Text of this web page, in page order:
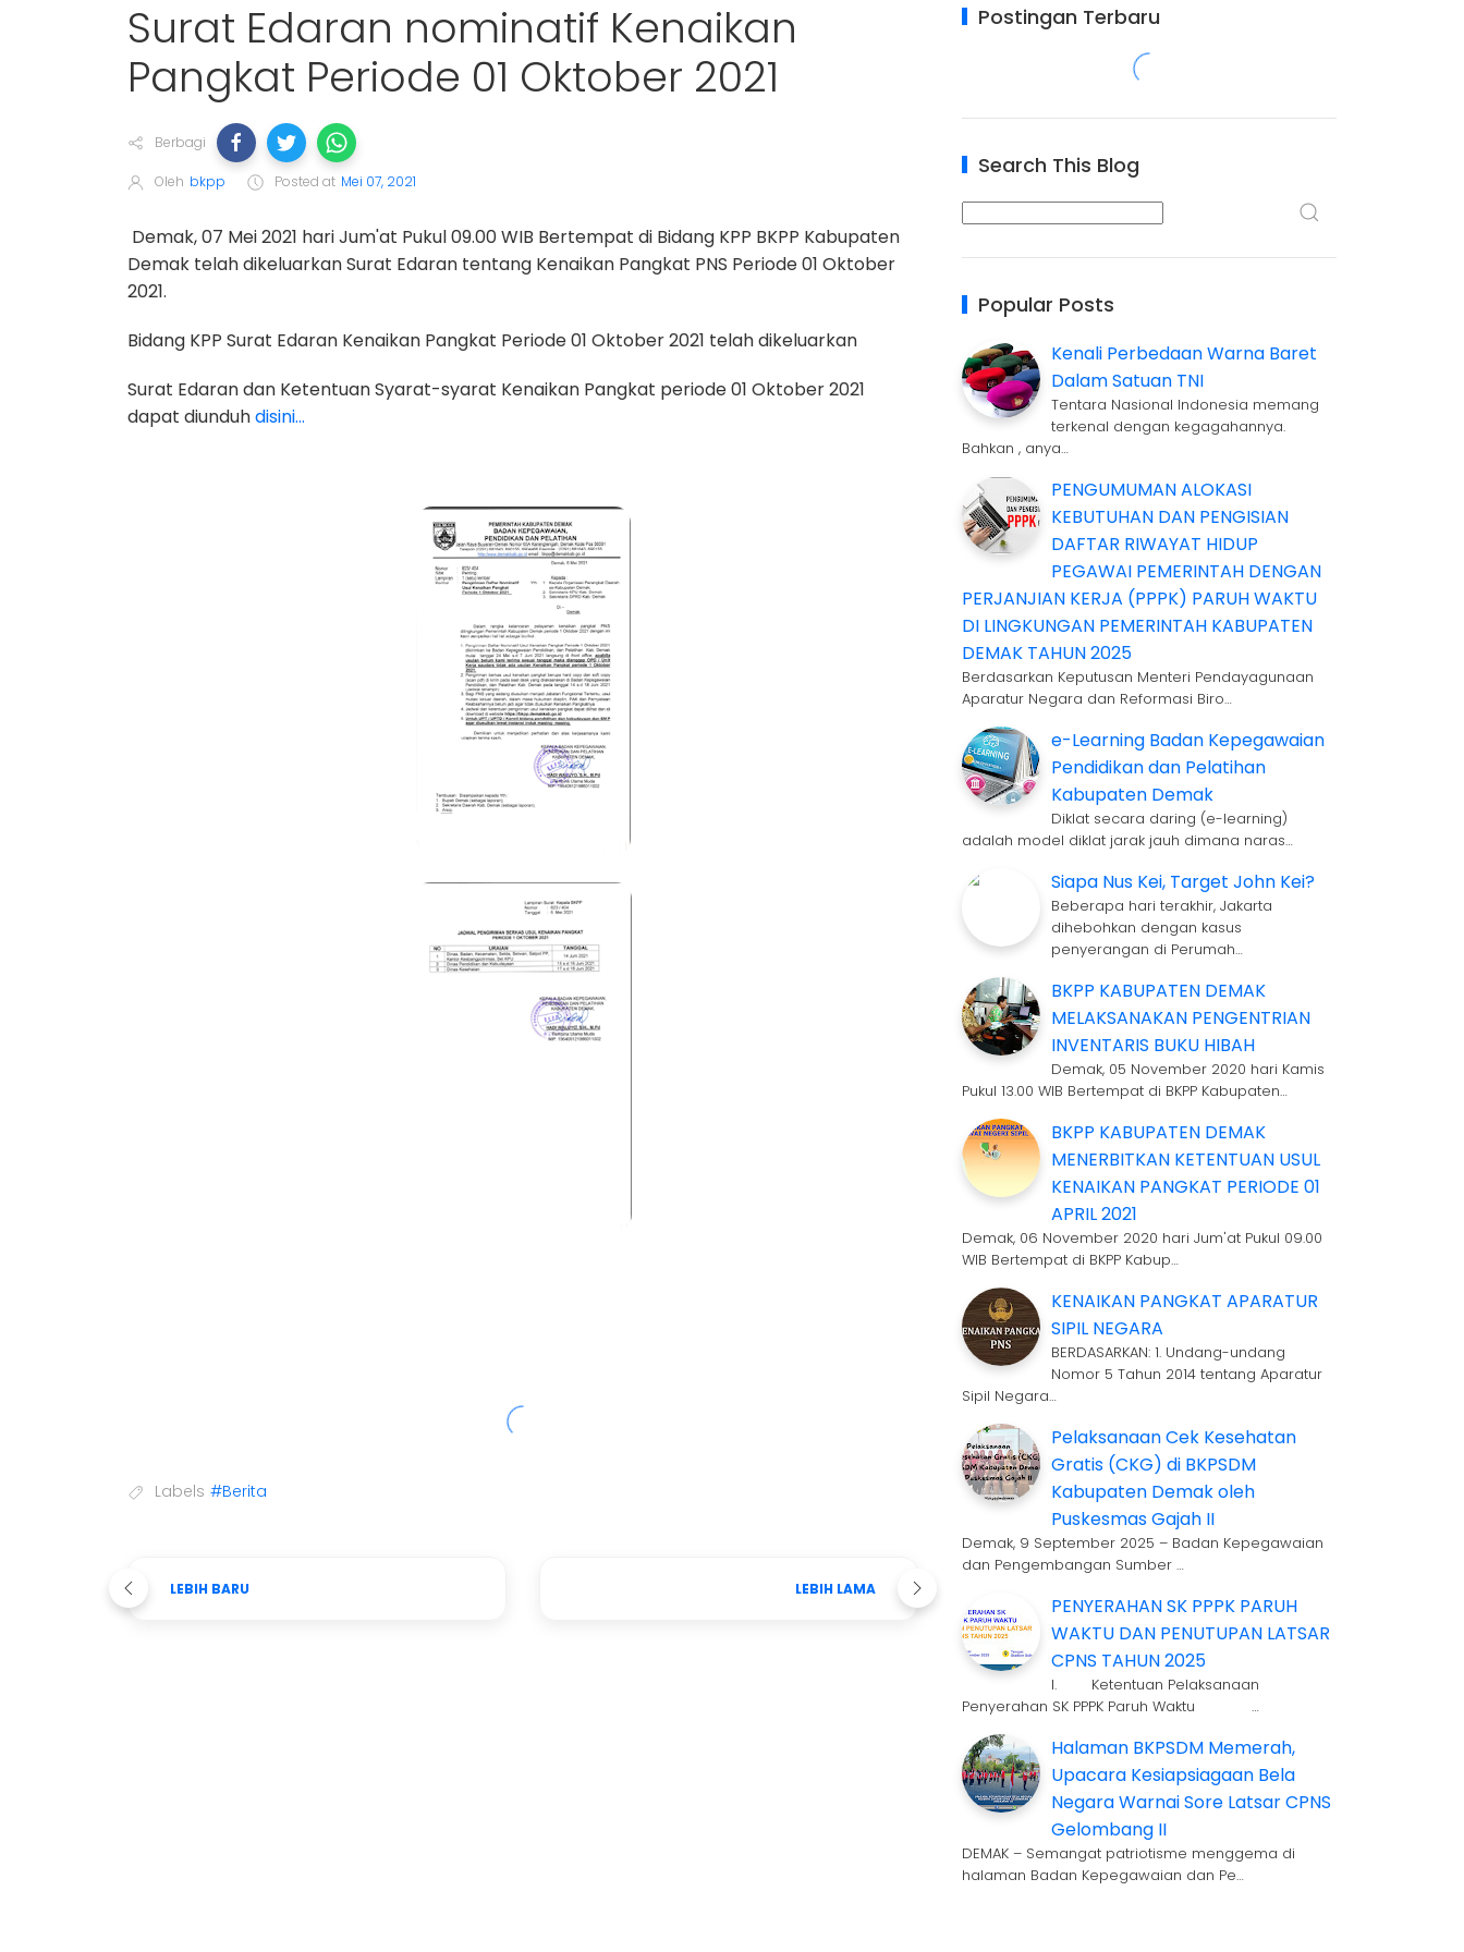
Surat Edaran nominatif Kenaikan
Pangkat Periode 01 Oktober 2021
Berbagi
Oleh bkpp Posted at Mei 07, 2021
Demak, 07 Mei 2021 hari Jum'at Pukul 09.00 WIB Bertempat di Bidang KPP BKPP Kabupaten
Demak telah dikeluarkan Surat Edaran tentang Kenaikan Pangkat PNS Periode 01 Oktober
2021.
Bidang KPP Surat Edaran Kenaikan Pangkat Periode 01 Oktober 2021 telah dikeluarkan
Surat Edaran dan Ketentuan Syarat-syarat Kenaikan Pangkat periode 01 Oktober 2021
dapat diunduhdisini...
Labels #Berita
LEBIH BARU LEBIH LAMA
Postingan Terbaru
Search This Blog
Popular Posts
Kenali Perbedaan Warna Baret
Dalam Satuan TNI
Tentara Nasional Indonesia memang
terkenal dengan kegagahannya.
Bahkan , anya…
PENGUMUMAN ALOKASI
KEBUTUHAN DAN PENGISIAN
DAFTAR RIWAYAT HIDUP
PEGAWAI PEMERINTAH DENGAN
PERJANJIAN KERJA (PPPK) PARUH WAKTU
DI LINGKUNGAN PEMERINTAH KABUPATEN
DEMAK TAHUN 2025
Berdasarkan Keputusan Menteri Pendayagunaan
Aparatur Negara dan Reformasi Biro…
e-Learning Badan Kepegawaian
Pendidikan dan Pelatihan
Kabupaten Demak
Diklat secara daring (e-learning)
adalah model diklat jarak jauh dimana naras…
Siapa Nus Kei, Target John Kei?
Beberapa hari terakhir, Jakarta
dihebohkan dengan kasus
penyerangan di Perumah…
BKPP KABUPATEN DEMAK
MELAKSANAKAN PENGENTRIAN
INVENTARIS BUKU HIBAH
Demak, 05 November 2020 hari Kamis
Pukul 13.00 WIB Bertempat di BKPP Kabupaten…
BKPP KABUPATEN DEMAK
MENERBITKAN KETENTUAN USUL
KENAIKAN PANGKAT PERIODE 01
APRIL 2021
Demak, 06 November 2020 hari Jum'at Pukul 09.00
WIB Bertempat di BKPP Kabup…
KENAIKAN PANGKAT APARATUR
SIPIL NEGARA
BERDASARKAN: 1. Undang-undang
Nomor 5 Tahun 2014 tentang Aparatur
Sipil Negara…
Pelaksanaan Cek Kesehatan
Gratis (CKG) di BKPSDM
Kabupaten Demak oleh
Puskesmas Gajah II
Demak, 9 September 2025 – Badan Kepegawaian
dan Pengembangan Sumber …
PENYERAHAN SK PPPK PARUH
WAKTU DAN PENUTUPAN LATSAR
CPNS TAHUN 2025
I. Ketentuan Pelaksanaan
Penyerahan SK PPPK Paruh Waktu …
Halaman BKPSDM Memerah,
Upacara Kesiapsiagaan Bela
Negara Warnai Sore Latsar CPNS
Gelombang II
DEMAK – Semangat patriotisme menggema di
halaman Badan Kepegawaian dan Pe…